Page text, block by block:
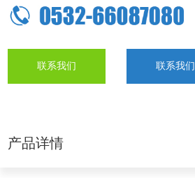
联系我们 联系我们
产品详情